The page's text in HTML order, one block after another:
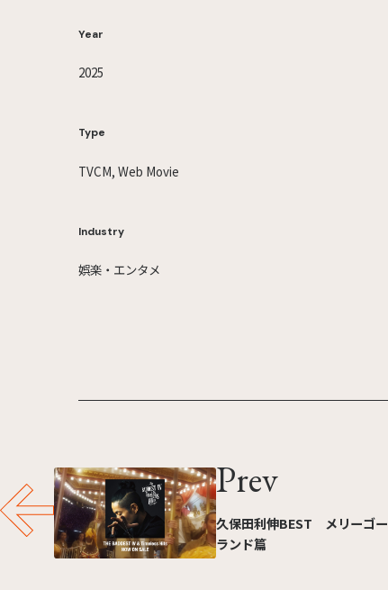
Year
2025
Type
TVCM, Web Movie
Industry
娯楽・エンタメ
Prev
久保田利伸BEST メリーゴー
ランド篇